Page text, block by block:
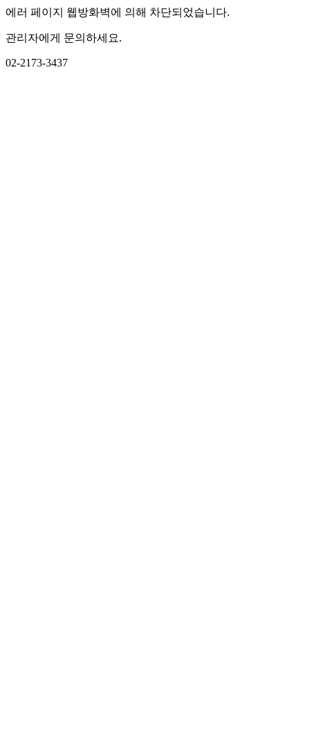
에러 페이지 웹방화벽에 의해 차단되었습니다.
관리자에게 문의하세요.
02-2173-3437